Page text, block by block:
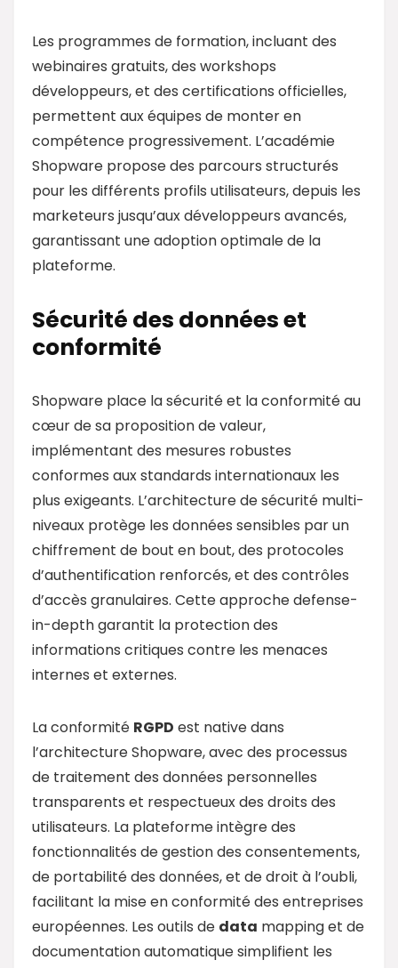
Les programmes de formation, incluant des
webinaires gratuits, des workshops
développeurs, et des certifications officielles,
permettent aux équipes de monter en
compétence progressivement. L’académie
Shopware propose des parcours structurés
pour les différents profils utilisateurs, depuis les
marketeurs jusqu’aux développeurs avancés,
garantissant une adoption optimale de la
plateforme.
Sécurité des données et
conformité
Shopware place la sécurité et la conformité au
cœur de sa proposition de valeur,
implémentant des mesures robustes
conformes aux standards internationaux les
plus exigeants. L’architecture de sécurité multi-
niveaux protège les données sensibles par un
chiffrement de bout en bout, des protocoles
d’authentification renforcés, et des contrôles
d’accès granulaires. Cette approche defense-
in-depth garantit la protection des
informations critiques contre les menaces
internes et externes.
La conformité RGPD est native dans
l’architecture Shopware, avec des processus
de traitement des données personnelles
transparents et respectueux des droits des
utilisateurs. La plateforme intègre des
fonctionnalités de gestion des consentements,
de portabilité des données, et de droit à l’oubli,
facilitant la mise en conformité des entreprises
européennes. Les outils de data mapping et de
documentation automatique simplifient les